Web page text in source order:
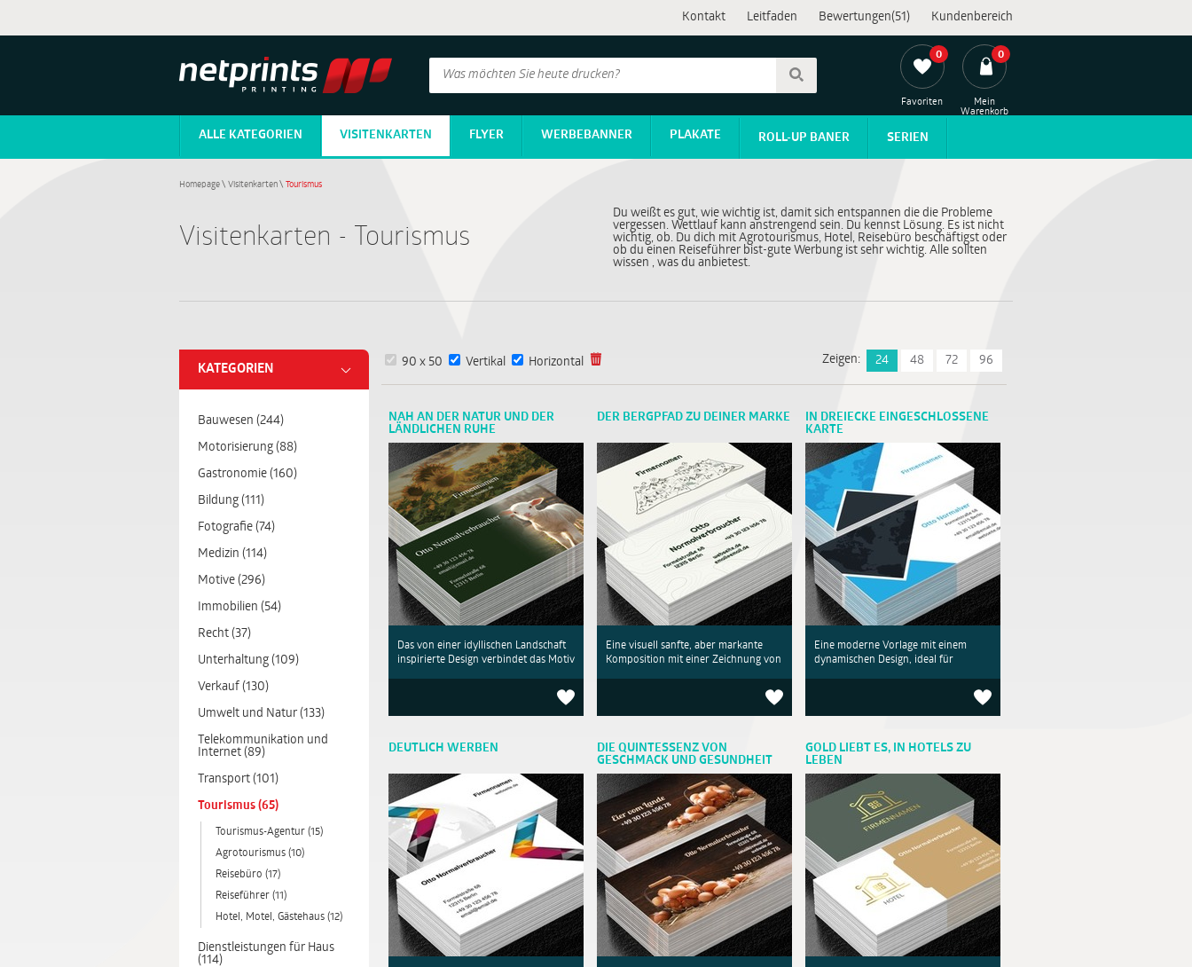
Kontakt Leitfaden Bewertungen(51) Kundenbereich
0
Favoriten
0
Mein
Warenkorb
ALLE KATEGORIEN VISITENKARTEN FLYER WERBEBANNER PLAKATE ROLL-UP BANER SERIEN
Homepage\ Visitenkarten\ Tourismus
Visitenkarten - Tourismus
Du weißt es gut, wie wichtig ist, damit sich entspannen die die Probleme
vergessen. Wettlauf kann anstrengend sein. Du kennst Lösung. Es ist nicht
wichtig, ob. Du dich mit Agrotourismus, Hotel, Reisebüro beschäftigst oder
ob du einen Reiseführer bist-gute Werbung ist sehr wichtig. Alle sollten
wissen , was du anbietest.
KATEGORIEN
Bauwesen (244)
Motorisierung (88)
Gastronomie (160)
Bildung (111)
Fotografie (74)
Medizin (114)
Motive (296)
Immobilien (54)
Recht (37)
Unterhaltung (109)
Verkauf (130)
Umwelt und Natur (133)
Telekommunikation und
Internet (89)
Transport (101)
Tourismus (65)
Tourismus-Agentur (15)
Agrotourismus (10)
Reisebüro (17)
Reiseführer (11)
Hotel, Motel, Gästehaus (12)
Dienstleistungen für Haus
(114)
90 x 50 Vertikal Horizontal Zeigen: 24 48 72 96
NAH AN DER NATUR UND DER
LÄNDLICHEN RUHE
Das von einer idyllischen Landschaft
inspirierte Design verbindet das Motiv
DER BERGPFAD ZU DEINER MARKE
Eine visuell sanfte, aber markante
Komposition mit einer Zeichnung von
IN DREIECKE EINGESCHLOSSENE
KARTE
Eine moderne Vorlage mit einem
dynamischen Design, ideal für
DEUTLICH WERBEN
DIE QUINTESSENZ VON
GESCHMACK UND GESUNDHEIT
GOLD LIEBT ES, IN HOTELS ZU
LEBEN